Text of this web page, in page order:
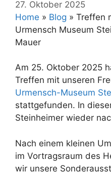
27. Oktober 2025
Home » Blog » Treffen
Urmensch Museum
Mauer
Am 25. Oktober 2025
Treffen mit unseren
Urmensch-Museum
stattgefunden. In
Steinheimer wieder
Nach einem kleinen
im Vortragsraum des
wir unsere